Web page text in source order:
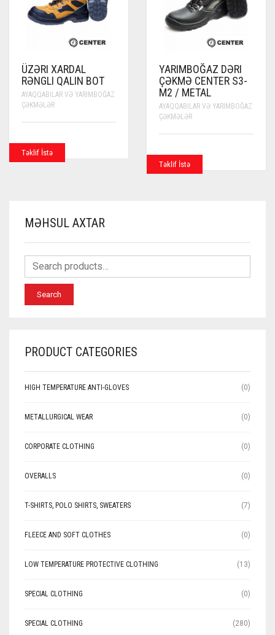
ÜZƏRI XARDAL
RƏNGLI QALIN BOT
AYAQQABILAR VƏ YARIMBOĞAZ
ÇƏKMƏLƏR
Təklif İstə
YARIMBOĞAZ DƏRI
ÇƏKMƏ CENTER S3-
M2 / METAL
AYAQQABILAR VƏ YARIMBOĞAZ
ÇƏKMƏLƏR
Təklif İstə
MƏHSUL AXTAR
Search
PRODUCT CATEGORIES
HIGH TEMPERATURE ANTI-GLOVES (0)
METALLURGICAL WEAR (0)
CORPORATE CLOTHING (0)
OVERALLS (0)
T-SHIRTS, POLO SHIRTS, SWEATERS (7)
FLEECE AND SOFT CLOTHES (0)
LOW TEMPERATURE PROTECTIVE CLOTHING (13)
SPECIAL CLOTHING (0)
SPECIAL CLOTHING (280)